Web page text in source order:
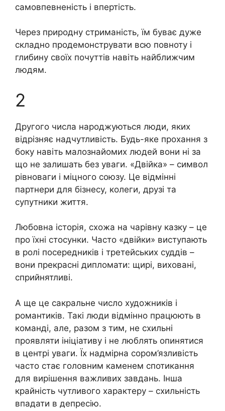
самовпевненість і впертість.
Через природну стриманість, їм буває дуже
складно продемонструвати всю повноту і
глибину своїх почуттів навіть найближчим
людям.
2
Другого числа народжуються люди, яких
відрізняє надчутливість. Будь-яке прохання з
боку навіть малознайомих людей вони ні за
що не залишать без уваги. «Двійка» – символ
рівноваги і міцного союзу. Це відмінні
партнери для бізнесу, колеги, друзі та
супутники життя.
Любовна історія, схожа на чарівну казку – це
про їхні стосунки. Часто «двійки» виступають
в ролі посередників і третейських суддів –
вони прекрасні дипломати: щирі, виховані,
сприйнятливі.
А ще це сакральне число художників і
романтиків. Такі люди відмінно працюють в
команді, але, разом з тим, не схильні
проявляти ініціативу і не люблять опинятися
в центрі уваги. Їх надмірна сором’язливість
часто стає головним каменем спотикання
для вирішення важливих завдань. Інша
крайність чутливого характеру – схильність
впадати в депресію.